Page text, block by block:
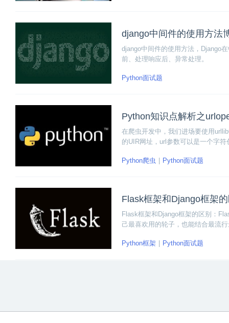
django中间件的使用方法
django中间件的使用方法，Django
前、处理响应后、异常处理。
Python面试题
Python知识点解析之
在爬虫开发中，我们进场要使用
的UIR网址，url参数可以是一个字
Python爬虫
Python面试题
Flask框架和Django框架
Flask框架和Django框架的区别：
己最喜欢用的轮子，也能结合最流
Python框架
Python面试题